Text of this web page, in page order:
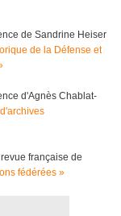
de Sandrine Heiser
de la Défense et
d'Agnès Chablat-
française de
fédérées »